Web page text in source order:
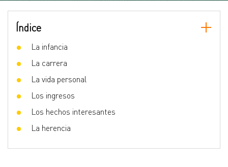
Índice
La infancia
La carrera
La vida personal
Los ingresos
Los hechos interesantes
La herencia